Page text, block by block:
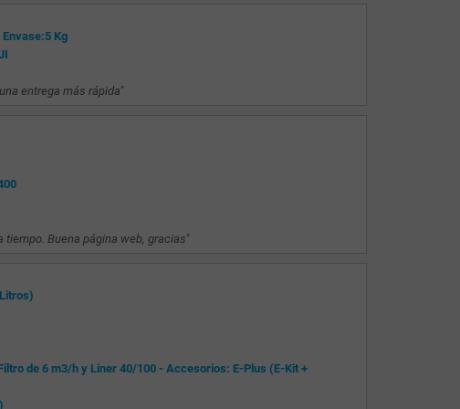
Kg
entrega más rápida"
tiempo. Buena página web, gracias"
de 6 m3/h y Liner 40/100 - Accesorios: E-Plus (E-Kit +